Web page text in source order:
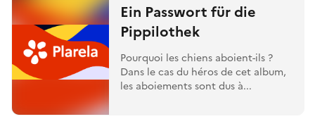
Ein Passwort für die
Pippilothek
Pourquoi les chiens aboient-ils ?
Dans le cas du héros de cet album,
les aboiements sont dus à...